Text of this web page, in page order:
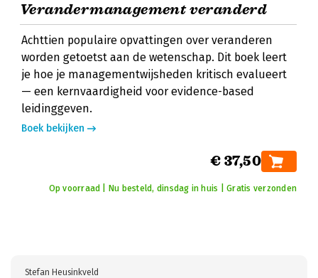
Verandermanagement veranderd
Achttien populaire opvattingen over veranderen
worden getoetst aan de wetenschap. Dit boek leert
je hoe je managementwijsheden kritisch evalueert
— een kernvaardigheid voor evidence-based
leidinggeven.
Boek bekijken
€ 37,50
Op voorraad | Nu besteld, dinsdag in huis | Gratis verzonden
Stefan Heusinkveld